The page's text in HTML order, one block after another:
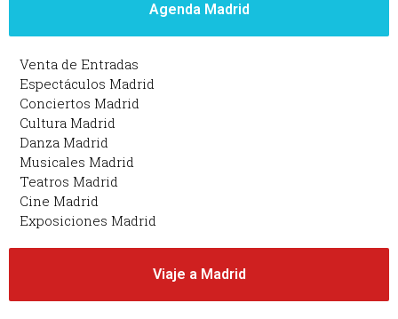
Agenda Madrid
Venta de Entradas
Espectáculos Madrid
Conciertos Madrid
Cultura Madrid
Danza Madrid
Musicales Madrid
Teatros Madrid
Cine Madrid
Exposiciones Madrid
Viaje a Madrid